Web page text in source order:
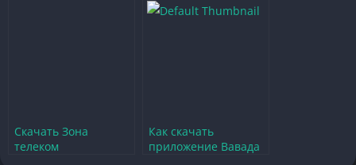
Сообщества
Скачать Зона
телеком
Как скачать
приложение Вавада